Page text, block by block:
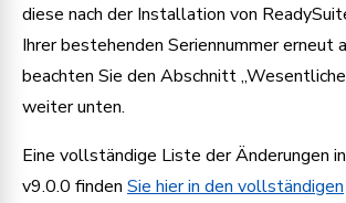
diese nach der Installation von
Ihrer bestehenden Seriennummer erneut
beachten Sie den Abschnitt
weiter unten.
Eine vollständige Liste der Änderungen
v9.0.0 finden Sie hier in den vollständigen